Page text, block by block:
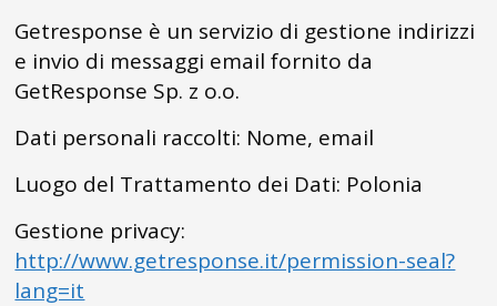
Getresponse è un servizio di gestione indirizzi
e invio di messaggi email fornito da
GetResponse Sp. z o.o.
Dati personali raccolti: Nome, email
Luogo del Trattamento dei Dati: Polonia
Gestione privacy:
http://www.getresponse.it/permission-seal?
lang=it